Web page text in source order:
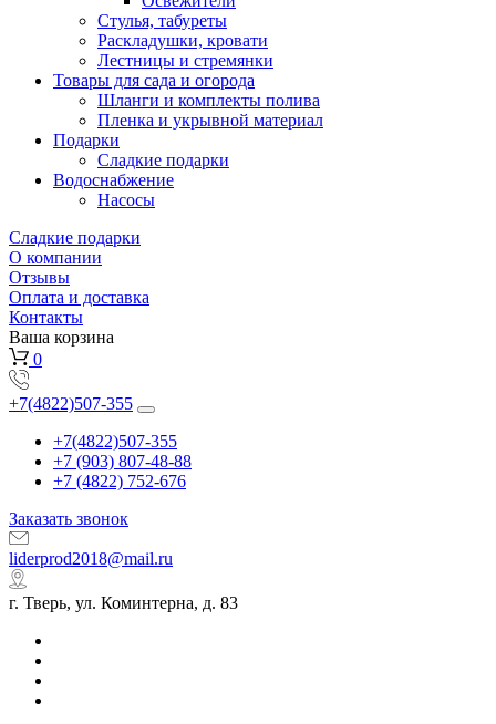
Стулья, табуреты
Раскладушки, кровати
Лестницы и стремянки
Товары для сада и огорода
Шланги и комплекты полива
Пленка и укрывной материал
Подарки
Cладкие подарки
Водоснабжение
Насосы
Сладкие подарки
О компании
Отзывы
Оплата и доставка
Контакты
Ваша корзина
0
+7(4822)507-355
+7(4822)507-355
+7 (903) 807-48-88
+7 (4822) 752-676
Заказать звонок
liderprod2018@mail.ru
г. Тверь, ул. Коминтерна, д. 83